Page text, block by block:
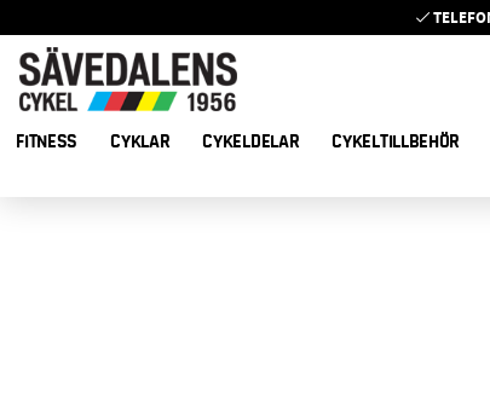
FITNESS CYKLAR CYKELDELAR CYKELTILLBEHÖR